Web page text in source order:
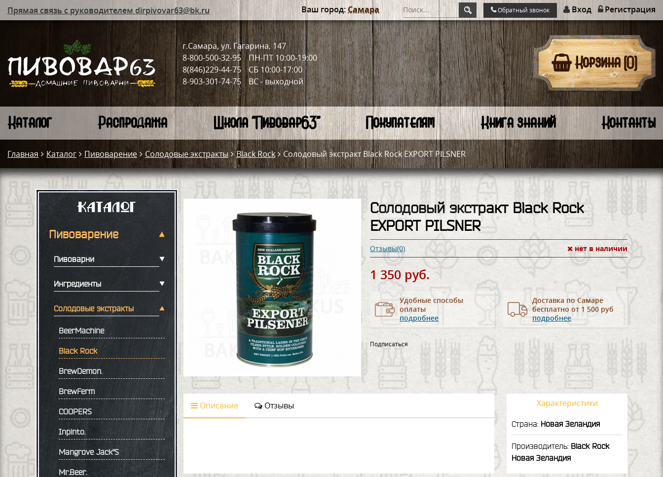
Ваш город: Самара Обратный звонок Вход Регистрация
Прямая связь с руководителем dirpivovar63@bk.ru
г.Самара, ул. Гагарина, 147
8-800-500-32-95
8(846)229-44-75
8-903-301-74-75
ПН-ПТ 10:00-19:00
СБ 10:00-17:00
ВС - выходной
Корзина (0)
Каталог Распродажа Школа "Пивовар63" Покупателям Книга знаний Контакты
Главная Каталог Пивоварение Солодовые экстракты Black Rock Солодовый экстракт Black Rock EXPORT PILSNER
Каталог
Пивоварение
Пивоварни
Ингредиенты
Солодовые экстракты
BeerMachine
Black Rock
BrewDemon.
BrewFerm
COOPERS
Inpinto.
Mangrove Jack"S
Mr.Beer.
Солодовый экстракт Black Rock
EXPORT PILSNER
Отзывы(0) нет в наличии
1 350 руб.
Удобные способы
оплаты
подробнее
Доставка по Самаре
бесплатно от 1 500 руб
подробнее
Подписаться
Описание Отзывы Характеристики
Страна: Новая Зеландия
Производитель: Black Rock
Новая Зеландия